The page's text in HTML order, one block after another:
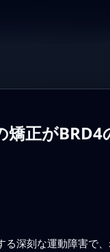
正がBRD4
深刻な運動障害で